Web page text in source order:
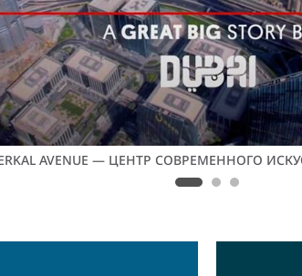
AVENUE — ЦЕНТР СОВРЕМЕННОГО